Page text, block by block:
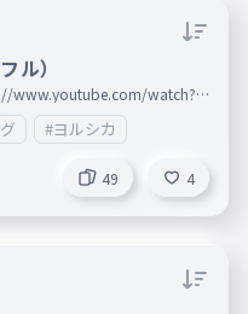
ル）
www.youtube.com/watch?v
歌詞に入れました。読点「、
遠吠え: とおぼえ 行け: ゆけ
#ヨルシカ
49 4